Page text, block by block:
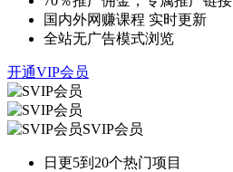
国内外网赚课程 实时更新
全站无广告模式浏览
开通VIP会员
SVIP会员
日更5到20个热门项目